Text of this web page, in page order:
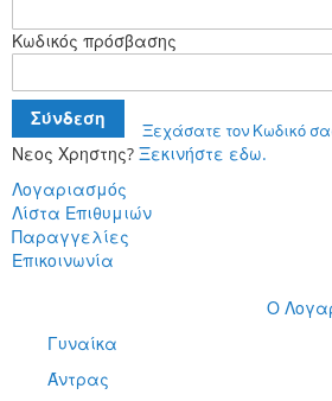
Κωδικός πρόσβασης
Σύνδεση
Ξεχάσατε τον Κωδικό
Νεος Χρηστης? Ξεκινήστε εδω.
Λογαριασμός
Λίστα Επιθυμιών
Παραγγελίες
Επικοινωνία
Ο
περιεχόμενο
Γυναίκα
Άντρας